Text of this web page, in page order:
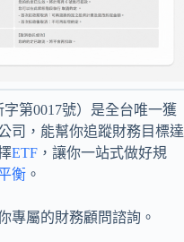
字第0017號）是全台唯一獲
司，能幫你追蹤財務目標達
ETF ，讓你一站式做好規
衡 。
專屬的財務顧問諮詢。